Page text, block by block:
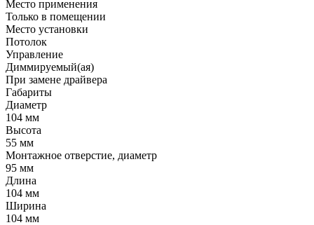
Место применения
Только в помещении
Место установки
Потолок
Управление
Диммируемый(ая)
При замене драйвера
Габариты
Диаметр
104 мм
Высота
55 мм
Монтажное отверстие, диаметр
95 мм
Длина
104 мм
Ширина
104 мм